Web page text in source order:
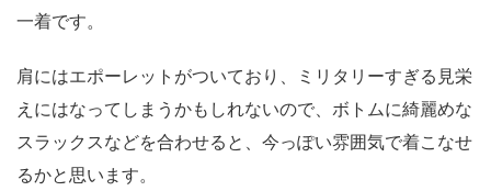
一着です。
肩にはエポーレットがついており、ミリタリーすぎる見栄
えにはなってしまうかもしれないので、ボトムに綺麗めな
スラックスなどを合わせると、今っぽい雰囲気で着こなせ
るかと思います。